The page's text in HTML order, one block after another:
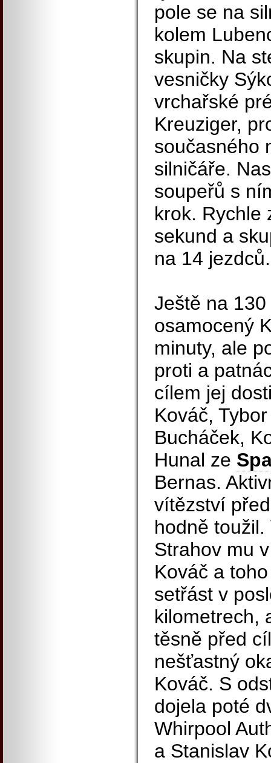
pole se na
kolem
skupin. Na
vesničky
vrchařské
Kreuziger,
současného
silničáře.
soupeřů s
krok. Rychle
sekund a
na 14 jezdců.
Ještě na
osamocený
minuty, ale
proti a
cílem jej
Kováč,
Bucháček,
Hunal ze
Bernas.
vítězství
hodně
Strahov mu
Kováč a
setřást v
kilometrech,
těsně před
nešťastný
Kováč. S
dojela poté
Whirpool
a Stanislav